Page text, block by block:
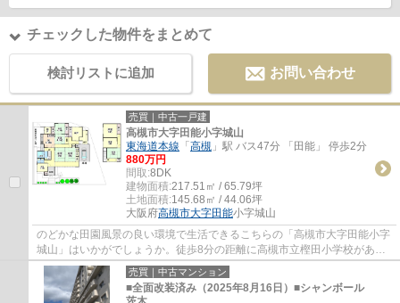
チェックした物件をまとめて
検討リストに追加 お問い合わせ
売買｜中古一戸建
高槻市大字田能小字城山
東海道本線 「 高槻 」駅 バス47分 「田能」 停歩2分
880万円
間取:8DK
建物面積:217.51㎡ / 65.79坪
土地面積:145.68㎡ / 44.06坪
大阪府高槻市大字田能小字城山
のどかな田園風景の良い環境で生活できるこちらの「高槻市大字田能小字
城山」はいかがでしょうか。徒歩8分の距離に高槻市立樫田小学校がある
のも魅力。不動産探しをセンチュリー21 エ...
売買｜中古マンション
■全面改装済み（2025年8月16日）■シャンボール